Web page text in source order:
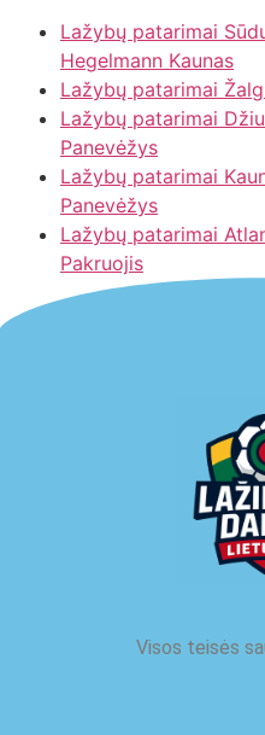
Lažybų patarimai
Hegelmann Kaunas
Lažybų patarimai
Lažybų patarimai
Panevėžys
Lažybų patarimai
Panevėžys
Lažybų patarimai
Pakruojis
Visos teisės